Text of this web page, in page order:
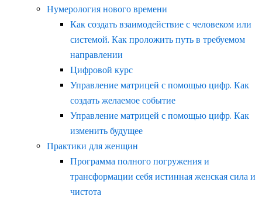
Нумерология нового времени
Как создать взаимодействие с человеком или
системой. Как проложить путь в требуемом
направлении
Цифровой курс
Управление матрицей с помощью цифр. Как
создать желаемое событие
Управление матрицей с помощью цифр. Как
изменить будущее
Практики для женщин
Программа полного погружения и
трансформации себя истинная женская сила и
чистота